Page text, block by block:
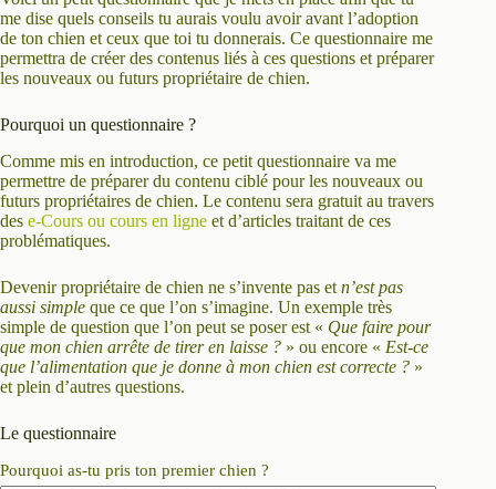
me dise quels conseils tu aurais voulu avoir avant l’adoption
de ton chien et ceux que toi tu donnerais. Ce questionnaire me
permettra de créer des contenus liés à ces questions et préparer
les nouveaux ou futurs propriétaire de chien.
Pourquoi un questionnaire ?
Comme mis en introduction, ce petit questionnaire va me
permettre de préparer du contenu ciblé pour les nouveaux ou
futurs propriétaires de chien. Le contenu sera gratuit au travers
des e-Cours ou cours en ligne et d’articles traitant de ces
problématiques.
Devenir propriétaire de chien ne s’invente pas et n’est pas
aussi simple que ce que l’on s’imagine. Un exemple très
simple de question que l’on peut se poser est « Que faire pour
que mon chien arrête de tirer en laisse ? » ou encore « Est-ce
que l’alimentation que je donne à mon chien est correcte ? »
et plein d’autres questions.
Le questionnaire
Pourquoi as-tu pris ton premier chien ?